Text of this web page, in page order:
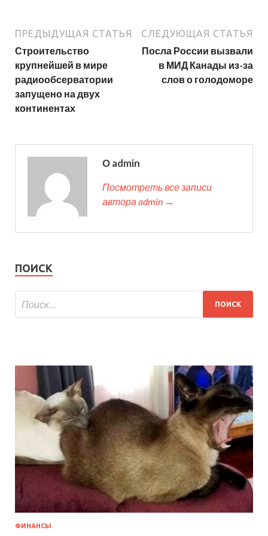
ПРЕДЫДУЩАЯ СТАТЬЯ
Строительство
крупнейшей в мире
радиообсерватории
запущено на двух
континентах
СЛЕДУЮЩАЯ СТАТЬЯ
Посла России вызвали
в МИД Канады из-за
слов о голодоморе
О admin
Посмотреть все записи
автора admin →
ПОИСК
ФИНАНСЫ